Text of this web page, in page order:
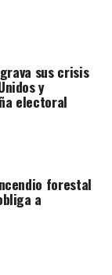
sus crisis
y
electoral
forestal
a